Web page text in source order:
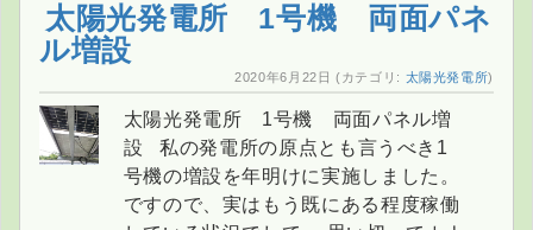
太陽光発電所 1号機 両面パネ
ル増設
2020年6月22日 (カテゴリ: 太陽光発電所)
太陽光発電所 1号機 両面パネル増
設 私の発電所の原点とも言うべき1
号機の増設を年明けに実施しました。
ですので、実はもう既にある程度稼働